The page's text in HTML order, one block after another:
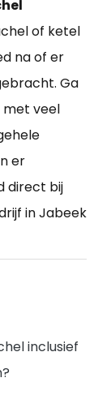
of ketel
na of er
Ga
veel
er
direct bij
in Jabeek
inclusief